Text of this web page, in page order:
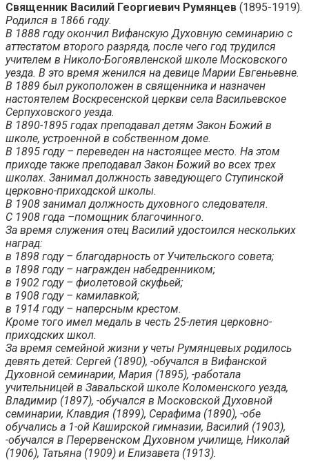
Священник Василий Георгиевич Румянцев (1895-1919).
Родился в 1866 году.
В 1888 году окончил Вифанскую Духовную семинарию с
аттестатом второго разряда, после чего год трудился
учителем в Николо-Богоявленской школе Московского
уезда. В это время женился на девице Марии Евгеньевне.
В 1889 был рукоположен в священника и назначен
настоятелем Воскресенской церкви села Васильевское
Серпуховского уезда.
В 1890-1895 годах преподавал детям Закон Божий в
школе, устроенной в собственном доме.
В 1895 году – переведен на настоящее место. На этом
приходе также преподавал Закон Божий во всех трех
школах. Занимал должность заведующего Ступинской
церковно-приходской школы.
В 1908 занимал должность духовного следователя.
С 1908 года –помощник благочинного.
За время служения отец Василий удостоился нескольких
наград:
в 1898 году – благодарность от Учительского совета;
в 1898 году – награжден набедренником;
в 1902 году – фиолетовой скуфьей;
в 1908 году – камилавкой;
в 1914 году – наперсным крестом.
Кроме того имел медаль в честь 25-летия церковно-
приходских школ.
За время семейной жизни у четы Румянцевых родилось
девять детей: Сергей (1890), -обучался в Вифанской
Духовной семинарии, Мария (1895), -работала
учительницей в Завальской школе Коломенского уезда,
Владимир (1897), -обучался в Московской Духовной
семинарии, Клавдия (1899), Серафима (1890), -обе
обучались а 1-ой Каширской гимназии, Василий (1903),
-обучался в Перервенском Духовном училище, Николай
(1906), Татьяна (1909) и Елизавета (1913).